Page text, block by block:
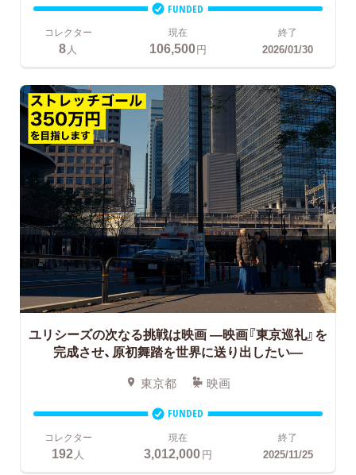
FUNDED
コレクター
8人
現在
106,500円
終了
2026/01/30
ユリシーズの次なる挑戦は映画 ―映画『東京巡礼』を
完成させ、原初舞踏を世界に送り出したい―
東京都 映画
FUNDED
コレクター
192 人
現在
3,012,000円
終了
2025/11/25